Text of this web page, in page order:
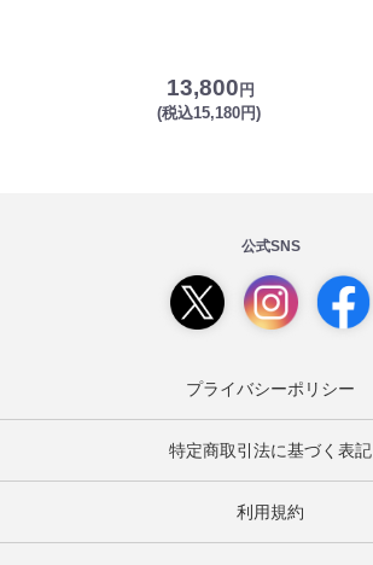
13,800円
(税込15,180円)
公式SNS
プライバシーポリシー
特定商取引法に基づく表記
利用規約